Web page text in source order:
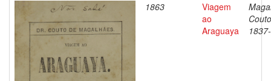
1863
Viagem
ao
Araguaya